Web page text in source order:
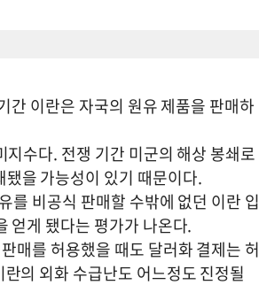
간 이란은 자국의 원유 제품을 판매하
수다. 전쟁 기간 미군의 해상 봉쇄로
을 가능성이 있기 때문이다.
를 비공식 판매할 수밖에 없던 이란 입
얻게 됐다는 평가가 나온다.
매를 허용했을 때도 달러화 결제는 허
의 외화 수급난도 어느정도 진정될